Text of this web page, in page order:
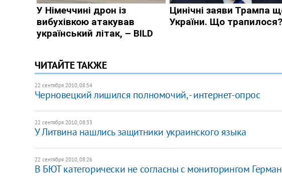
ЧИТАЙТЕ ТАКЖЕ
22 сентября 2010, 08:54
Черновецкий лишился полномочий, - интернет-опрос
22 сентября 2010, 08:33
У Литвина нашлись защитники украинского языка
22 сентября 2010, 08:26
В БЮТ категорически не согласны с мониторингом Герман